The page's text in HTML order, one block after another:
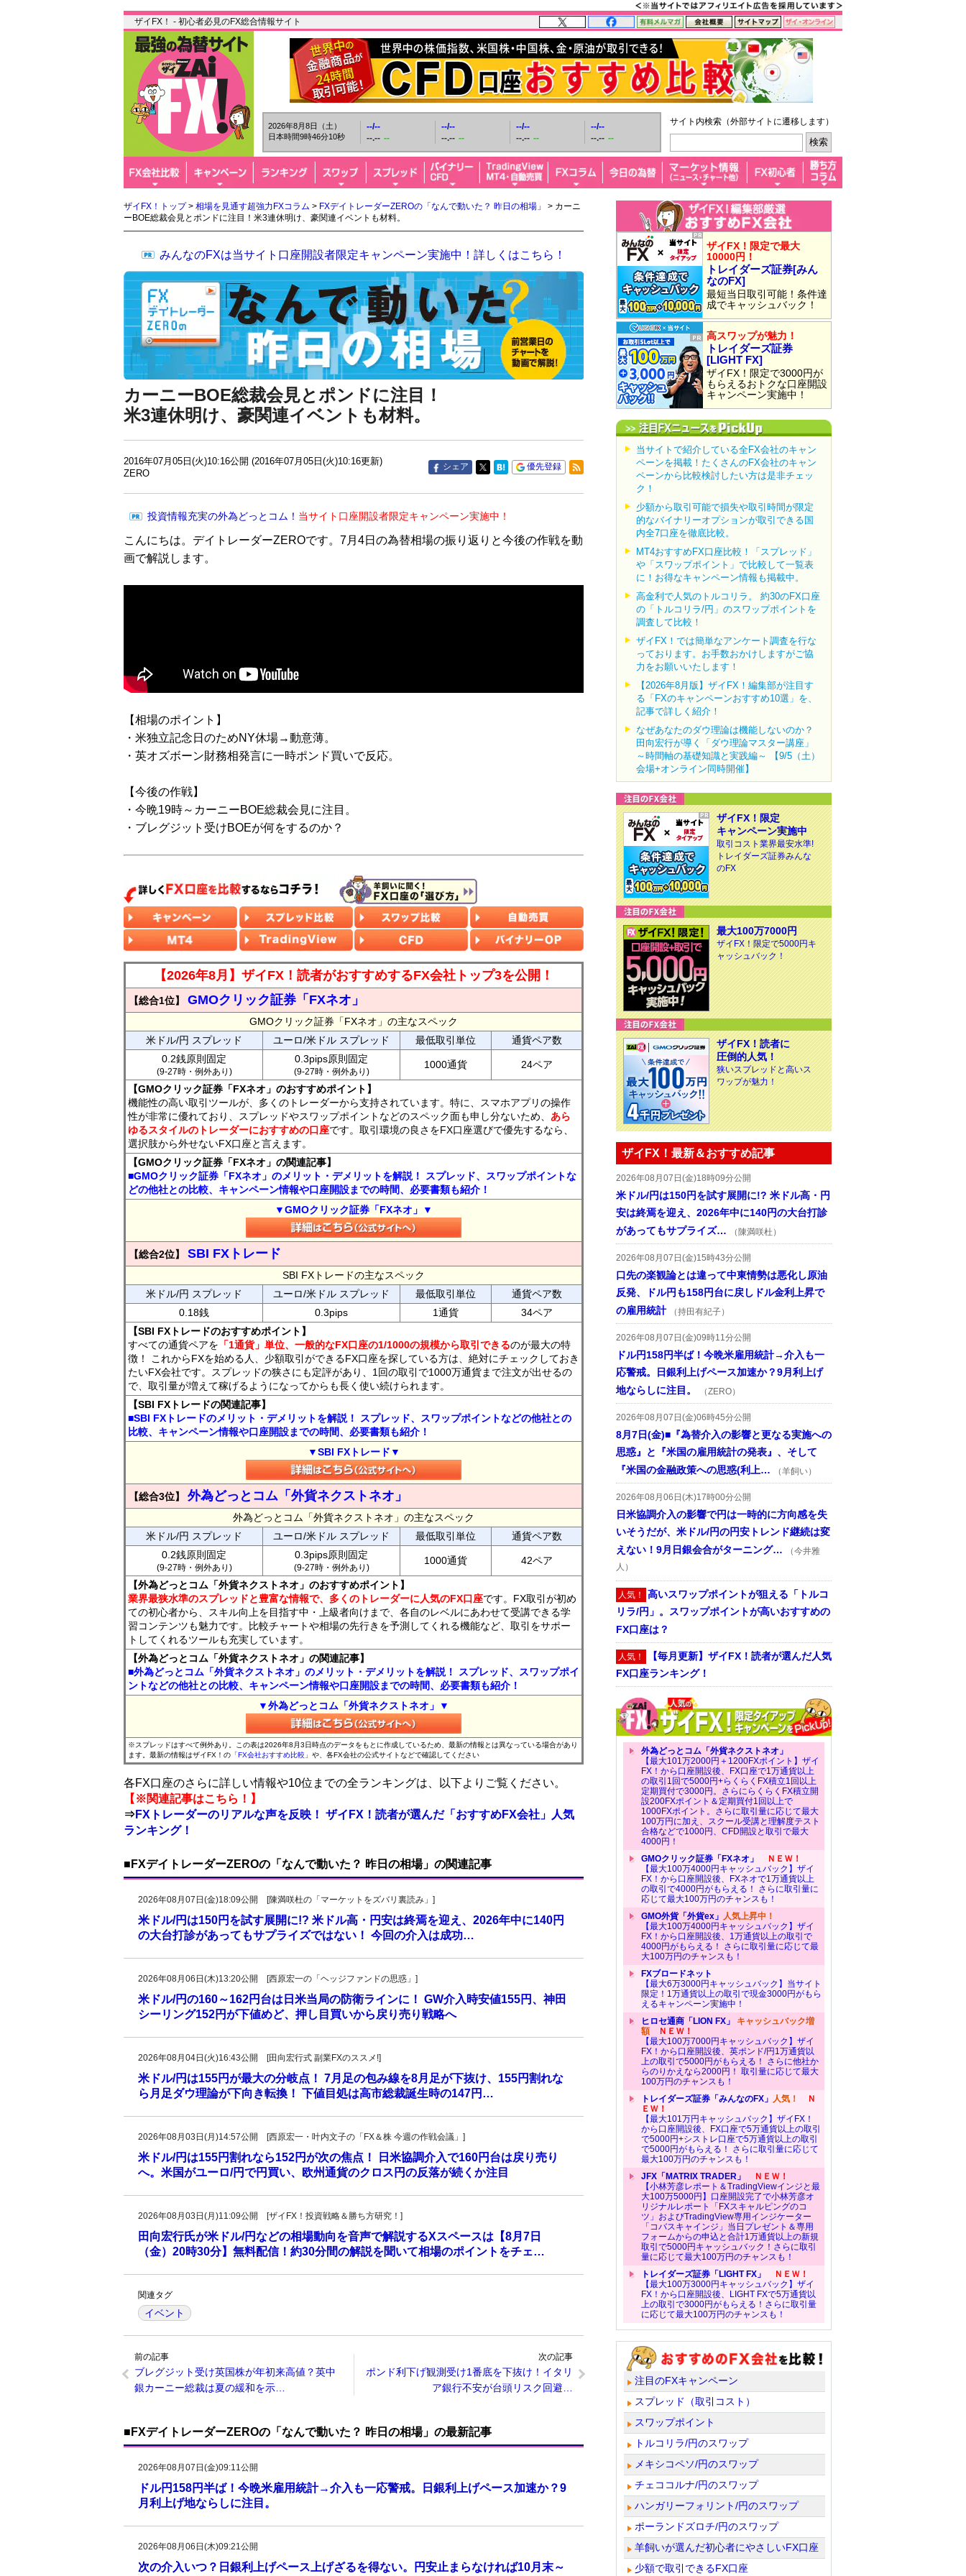
ザイFX！ - 初心者必見のFX総合情報サイト
2026年8月8日（土）
日本時間9時46分11秒
--/--
--.-- --
--/--
--.-- --
--/--
--.-- --
--/--
--.-- --
サイト内検索（外部サイトに遷移します）
ザイFX！トップ> 相場を見通す超強力FXコラム > FXデイトレーダーZEROの「なんで動いた？ 昨日の相場」
> カーニ
ーBOE総裁会見とポンドに注目！米3連休明け、豪関連イベントも材料。
みんなのFXは当サイト口座開設者限定キャンペーン実施中！詳しくはこちら！
カーニーBOE総裁会見とポンドに注目！
米3連休明け、豪関連イベントも材料。
2016年07月05日(火)10:16公開 (2016年07月05日(火)10:16更新)
ZERO
シェア 優先登録
投資情報充実の外為どっとコム！ 当サイト口座開設者限定キャンペーン実施中！
こんにちは。デイトレーダーZEROです。7月4日の為替相場の振り返りと今後の作戦を動
画で解説します。
【相場のポイント】
・米独立記念日のためNY休場→動意薄。
・英オズボーン財務相発言に一時ポンド買いで反応。
【今後の作戦】
・今晩19時～カーニーBOE総裁会見に注目。
・ブレグジット受けBOEが何をするのか？
【2026年8月】ザイFX！読者がおすすめするFX会社トップ3を公開！
【総合1位】 GMOクリック証券「FXネオ」
GMOクリック証券「FXネオ」の主なスペック
米ドル/円 スプレッド
ユーロ/米ドル スプレッド 最低取引単位
通貨ペア数
0.2銭原則固定
(9-27時・例外あり)
0.3pips原則固定
(9-27時・例外あり)
1000通貨 24ペア
【GMOクリック証券「FXネオ」のおすすめポイント】
機能性の高い取引ツールが、多くのトレーダーから支持されています。特に、スマホアプリの操作
性が非常に優れており、スプレッドやスワップポイントなどのスペック面も申し分ないため、 あら
ゆるスタイルのトレーダーにおすすめの口座です。取引環境の良さをFX口座選びで優先するなら、
選択肢から外せないFX口座と言えます。
【GMOクリック証券「FXネオ」の関連記事】
■GMOクリック証券「FXネオ」のメリット・デメリットを解説！ スプレッド、スワップポイントな
どの他社との比較、キャンペーン情報や口座開設までの時間、必要書類も紹介！
▼GMOクリック証券「FXネオ」▼
【総合2位】 SBI FXトレード
SBI FXトレードの主なスペック
米ドル/円 スプレッド
ユーロ/米ドル スプレッド 最低取引単位
通貨ペア数
0.18銭
0.3pips 1通貨
34ペア
【SBI FXトレードのおすすめポイント】
すべての通貨ペアを 「1通貨」単位、一般的なFX口座の1/1000の規模から取引できるのが最大の特
徴！ これからFXを始める人、少額取引ができるFX口座を探している方は、絶対にチェックしておき
たいFX会社です。スプレッドの狭さにも定評があり、1回の取引で1000万通貨まで注文が出せるの
で、取引量が増えて稼げるようになってからも長く使い続けられます。
【SBI FXトレードの関連記事】
■SBI FXトレードのメリット・デメリットを解説！ スプレッド、スワップポイントなどの他社との
比較、キャンペーン情報や口座開設までの時間、必要書類も紹介！
▼SBI FXトレード▼
【総合3位】 外為どっとコム「外貨ネクストネオ」
外為どっとコム「外貨ネクストネオ」の主なスペック
米ドル/円 スプレッド
ユーロ/米ドル スプレッド 最低取引単位
通貨ペア数
0.2銭原則固定
(9-27時・例外あり)
0.3pips原則固定
(9-27時・例外あり)
1000通貨 42ペア
【外為どっとコム「外貨ネクストネオ」のおすすめポイント】
業界最狭水準のスプレッドと豊富な情報で、多くのトレーダーに人気のFX口座です。FX取引が初め
ての初心者から、スキル向上を目指す中・上級者向けまで、各自のレベルにあわせて受講できる学
習コンテンツも魅力です。比較チャートや相場の先行きを予測してくれる機能など、取引をサポー
トしてくれるツールも充実しています。
【外為どっとコム「外貨ネクストネオ」の関連記事】
■外為どっとコム「外貨ネクストネオ」のメリット・デメリットを解説！ スプレッド、スワップポイ
ントなどの他社との比較、キャンペーン情報や口座開設までの時間、必要書類も紹介！
▼外為どっとコム「外貨ネクストネオ」▼
※スプレッドはすべて例外あり。この表は2026年8月3日時点のデータをもとに作成しているため、最新の情報とは異なっている場合があり
ます。最新の情報はザイFX！の 「FX会社おすすめ比較」 や、各FX会社の公式サイトなどで確認してください
各FX口座のさらに詳しい情報や10位までの全ランキングは、以下よりご覧ください。
【※関連記事はこちら！】
⇒FXトレーダーのリアルな声を反映！ ザイFX！読者が選んだ「おすすめFX会社」人気
ランキング！
■FXデイトレーダーZEROの「なんで動いた？ 昨日の相場」の関連記事
2026年08月07日(金)18:09公開 [陳満咲杜の「マーケットをズバリ裏読み」]
米ドル/円は150円を試す展開に!? 米ドル高・円安は終焉を迎え、2026年中に140円
の大台打診があってもサプライズではない！ 今回の介入は成功…
2026年08月06日(木)13:20公開 [西原宏一の「ヘッジファンドの思惑」]
米ドル/円の160～162円台は日米当局の防衛ラインに！ GW介入時安値155円、神田
シーリング152円が下値めど、押し目買いから戻り売り戦略へ
2026年08月04日(火)16:43公開 [田向宏行式 副業FXのススメ!]
米ドル/円は155円が最大の分岐点！ 7月足の包み線を8月足が下抜け、155円割れな
ら月足ダウ理論が下向き転換！ 下値目処は高市総裁誕生時の147円…
2026年08月03日(月)14:57公開 [西原宏一・叶内文子の「FX＆株 今週の作戦会議」]
米ドル/円は155円割れなら152円が次の焦点！ 日米協調介入で160円台は戻り売り
へ。米国がユーロ/円で円買い、欧州通貨のクロス円の反落が続くか注目
2026年08月03日(月)11:09公開 [ザイFX！投資戦略＆勝ち方研究！]
田向宏行氏が米ドル/円などの相場動向を音声で解説するXスペースは【8月7日
（金）20時30分】無料配信！約30分間の解説を聞いて相場のポイントをチェ…
関連タグ
イベント
前の記事
ブレグジット受け英国株が年初来高値？英中
銀カーニー総裁は夏の緩和を示…
次の記事
ポンド利下げ観測受け1番底を下抜け！イタリ
ア銀行不安が台頭リスク回避…
■FXデイトレーダーZEROの「なんで動いた？ 昨日の相場」の最新記事
2026年08月07日(金)09:11公開
ドル円158円半ば！今晩米雇用統計→介入も一応警戒。日銀利上げペース加速か？9
月利上げ地ならしに注目。
2026年08月06日(木)09:21公開
次の介入いつ？日銀利上げペース上げざるを得ない。円安止まらなければ10月末～
ザイFX！限定で最大
10000円！
トレイダーズ証券[みん
なのFX]
最短当日取引可能！条件達
成でキャッシュバック！
高スワップが魅力！
トレイダーズ証券
[LIGHT FX]
ザイFX！限定で3000円が
もらえるおトクな口座開設
キャンペーン実施中！
当サイトで紹介している全FX会社のキャン
ペーンを掲載！たくさんのFX会社のキャン
ペーンから比較検討したい方は是非チェッ
ク！
少額から取引可能で損失や取引時間が限定
的なバイナリーオプションが取引できる国
内全7口座を徹底比較。
MT4おすすめFX口座比較！「スプレッド」
や「スワップポイント」で比較して一覧表
に！お得なキャンペーン情報も掲載中。
高金利で人気のトルコリラ。 約30のFX口座
の「トルコリラ/円」のスワップポイントを
調査して比較！
ザイFX！では簡単なアンケート調査を行な
っております。お手数おかけしますがご協
力をお願いいたします！
【2026年8月版】ザイFX！編集部が注目す
る「FXのキャンペーンおすすめ10選」を、
記事で詳しく紹介！
なぜあなたのダウ理論は機能しないのか？
田向宏行が導く「ダウ理論マスター講座」
～時間軸の基礎知識と実践編～ 【9/5（土）
会場+オンライン同時開催】
ザイFX！限定
キャンペーン実施中
取引コスト業界最安水準!
トレイダーズ証券みんな
のFX
最大100万7000円
ザイFX！限定で5000円キ
ャッシュバック！
ザイFX！読者に
圧倒的人気！
狭いスプレッドと高いス
ワップが魅力！
ザイFX！最新＆おすすめ記事
2026年08月07日(金)18時09分公開
米ドル/円は150円を試す展開に!? 米ドル高・円
安は終焉を迎え、2026年中に140円の大台打診
があってもサプライズ…
（陳満咲杜）
2026年08月07日(金)15時43分公開
口先の楽観論とは違って中東情勢は悪化し原油
反発、ドル円も158円台に戻しドル金利上昇で
の雇用統計
（持田有紀子）
2026年08月07日(金)09時11分公開
ドル円158円半ば！今晩米雇用統計→介入も一
応警戒。日銀利上げペース加速か？9月利上げ
地ならしに注目。
（ZERO）
2026年08月07日(金)06時45分公開
8月7日(金)■『為替介入の影響と更なる実施への
思惑』と『米国の雇用統計の発表』、そして
『米国の金融政策への思惑(利上…
（羊飼い）
2026年08月06日(木)17時00分公開
日米協調介入の影響で円は一時的に方向感を失
いそうだが、米ドル/円の円安トレンド継続は変
えない！9月日銀会合がターニング…
（今井雅
人）
人気！ 高いスワップポイントが狙える「トルコ
リラ/円」。スワップポイントが高いおすすめの
FX口座は？
人気！ 【毎月更新】ザイFX！読者が選んだ人気
FX口座ランキング！
外為どっとコム「外貨ネクストネオ」
【最大101万2000円＋1200FXポイント】ザイ
FX！から口座開設後、FX口座で1万通貨以上
の取引1回で5000円+らくらくFX積立1回以上
定期買付で3000円。さらにらくらくFX積立開
設200FXポイント＆定期買付1回以上で
1000FXポイント。さらに取引量に応じて最大
100万円に加え、スクール受講と理解度テスト
合格などで1000円、CFD開設と取引で最大
4000円！
GMOクリック証券「FXネオ」
ＮＥＷ！
【最大100万4000円キャッシュバック】ザイ
FX！から口座開設後、FXネオで1万通貨以上
の取引で4000円がもらえる！ さらに取引量に
応じて最大100万円のチャンスも！
GMO外貨「外貨ex」 人気上昇中！
【最大100万4000円キャッシュバック】ザイ
FX！から口座開設後、1万通貨以上の取引で
4000円がもらえる！ さらに取引量に応じて最
大100万円のチャンスも！
FXブロードネット
【最大6万3000円キャッシュバック】当サイト
限定！1万通貨以上の取引で現金3000円がもら
えるキャンペーン実施中！
ヒロセ通商「LION FX」 キャッシュバック増
額ＮＥＷ！
【最大100万7000円キャッシュバック】ザイ
FX！から口座開設後、英ポンド/円1万通貨以
上の取引で5000円がもらえる！ さらに他社か
らのりかえなら2000円！ 取引量に応じて最大
100万円のチャンスも！
トレイダーズ証券「みんなのFX」 人気！
Ｎ
ＥＷ！
【最大101万円キャッシュバック】ザイFX！
から口座開設後、FX口座で5万通貨以上の取引
で5000円+シストレ口座で5万通貨以上の取引
で5000円がもらえる！ さらに取引量に応じて
最大100万円のチャンスも！
JFX「MATRIX TRADER」
ＮＥＷ！
【小林芳彦レポート＆TradingViewインジと最
大100万5000円】口座開設完了で小林芳彦オ
リジナルレポート「FXスキャルピングのコ
ツ」およびTradingView専用インジケーター
「コバスキャインジ」当日プレゼント＆専用
フォームからの申込と合計1万通貨以上の新規
取引で5000円キャッシュバック！さらに取引
量に応じて最大100万円のチャンスも！
トレイダーズ証券「LIGHT FX」
ＮＥＷ！
【最大100万3000円キャッシュバック】ザイ
FX！から口座開設後、LIGHT FXで5万通貨以
上の取引で3000円がもらえる！さらに取引量
に応じて最大100万円のチャンスも！
注目のFXキャンペーン
スプレッド（取引コスト）
スワップポイント
トルコリラ/円のスワップ
メキシコペソ/円のスワップ
チェココルナ/円のスワップ
ハンガリーフォリント/円のスワップ
ポーランドズロチ/円のスワップ
羊飼いが選んだ初心者にやさしいFX口座
少額で取引できるFX口座